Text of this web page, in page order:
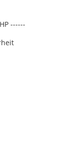
------